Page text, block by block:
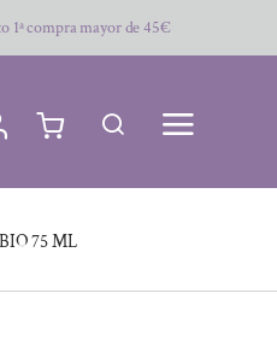
1ª compra mayor de 45€
75 ML